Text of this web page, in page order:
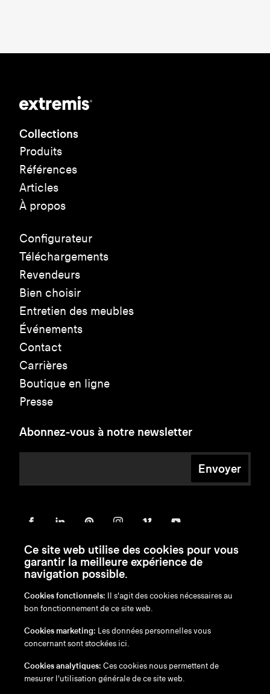
Collections
Produits
Références
Articles
À propos
Configurateur
Téléchargements
Revendeurs
Bien choisir
Entretien des meubles
Événements
Contact
Carrières
Boutique en ligne
Presse
Abonnez-vous à notre newsletter
Envoyer
en/nl/fr/de
Exonération de responsabilité
Politique en matière de cookies
Ce site web utilise des cookies pour vous
garantir la meilleure expérience de
navigation possible.
Cookies fonctionnels: Il s'agit des cookies nécessaires au
bon fonctionnement de ce site web.
Cookies marketing: Les données personnelles vous
concernant sont stockées ici.
Cookies analytiques: Ces cookies nous permettent de
mesurer l'utilisation générale de ce site web.